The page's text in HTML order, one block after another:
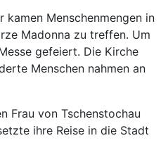
kamen Menschenmengen in
Madonna zu treffen. Um
gefeiert. Die Kirche
Menschen nahmen an
Frau von Tschenstochau
ihre Reise in die Stadt